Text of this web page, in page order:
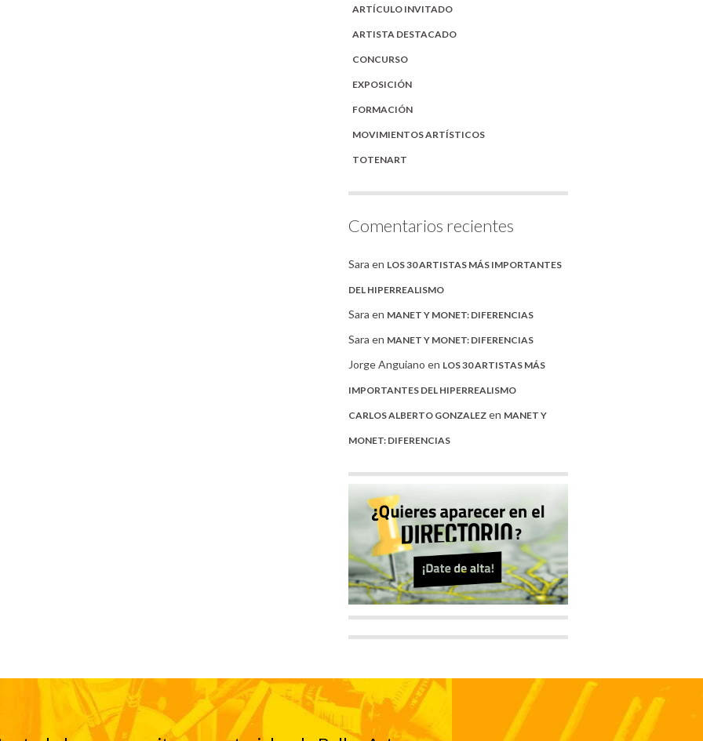
ARTÍCULO INVITADO
ARTISTA DESTACADO
CONCURSO
EXPOSICIÓN
FORMACIÓN
MOVIMIENTOS ARTÍSTICOS
TOTENART
Comentarios recientes
Sara en LOS 30 ARTISTAS MÁS IMPORTANTES
DEL HIPERREALISMO
Sara en MANET Y MONET: DIFERENCIAS
Sara en MANET Y MONET: DIFERENCIAS
Jorge Anguiano en LOS 30 ARTISTAS MÁS
IMPORTANTES DEL HIPERREALISMO
CARLOS ALBERTO GONZALEZ en MANET Y
MONET: DIFERENCIAS